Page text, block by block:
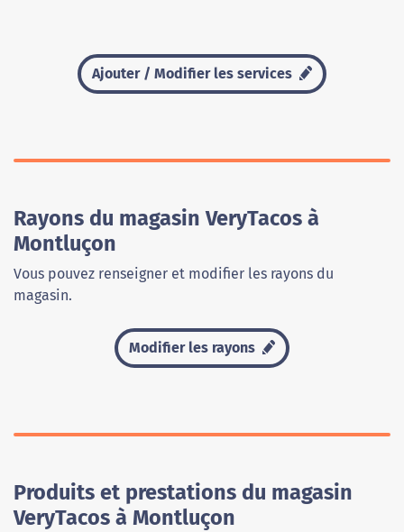
Ajouter / Modifier les services
Rayons du magasin VeryTacos à
Montluçon
Vous pouvez renseigner et modifier les rayons du
magasin.
Modifier les rayons
Produits et prestations du magasin
VeryTacos à Montluçon